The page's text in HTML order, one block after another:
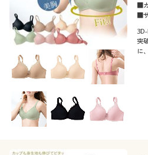
寝具・ベッド
カーテン・ラグ・ファブリック
美容・健康・サプリメント
制服・スクールすべて
制服・学生服
ジュニア・ティーンズ下着
大きいサイズ
大きいサイズ通販すべて
大きいサイズ レディース服
大きいサイズ レディース下着
バーゲン
バーゲンセール
シークレットセール
詳細検索
商品カテゴリ一覧
口コミ
(4
レディースサ
イズ
M
ブラカップサ
イズ
AAA AA
■
■
突
に